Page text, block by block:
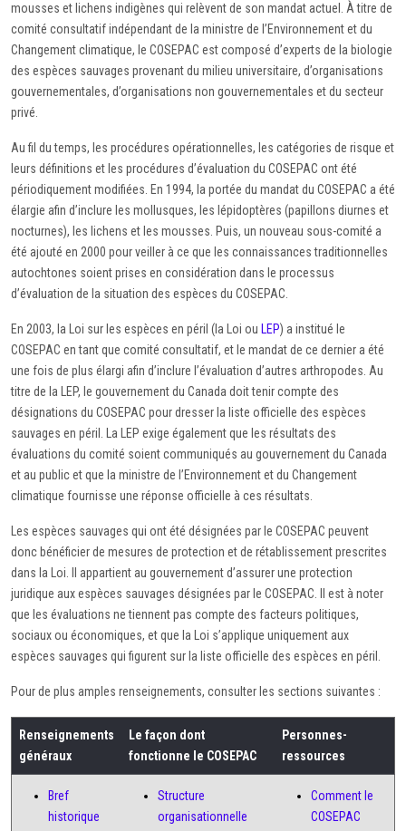
mousses et lichens indigènes qui relèvent de son mandat actuel. À titre de
comité consultatif indépendant de la ministre de l’Environnement et du
Changement climatique, le COSEPAC est composé d’experts de la biologie
des espèces sauvages provenant du milieu universitaire, d’organisations
gouvernementales, d’organisations non gouvernementales et du secteur
privé.
Au fil du temps, les procédures opérationnelles, les catégories de risque et
leurs définitions et les procédures d’évaluation du COSEPAC ont été
périodiquement modifiées. En 1994, la portée du mandat du COSEPAC a été
élargie afin d’inclure les mollusques, les lépidoptères (papillons diurnes et
nocturnes), les lichens et les mousses. Puis, un nouveau sous-comité a
été ajouté en 2000 pour veiller à ce que les connaissances traditionnelles
autochtones soient prises en considération dans le processus
d’évaluation de la situation des espèces du COSEPAC.
En 2003, la Loi sur les espèces en péril (la Loi ou LEP) a institué le
COSEPAC en tant que comité consultatif, et le mandat de ce dernier a été
une fois de plus élargi afin d’inclure l’évaluation d’autres arthropodes. Au
titre de la LEP, le gouvernement du Canada doit tenir compte des
désignations du COSEPAC pour dresser la liste officielle des espèces
sauvages en péril. La LEP exige également que les résultats des
évaluations du comité soient communiqués au gouvernement du Canada
et au public et que la ministre de l’Environnement et du Changement
climatique fournisse une réponse officielle à ces résultats.
Les espèces sauvages qui ont été désignées par le COSEPAC peuvent
donc bénéficier de mesures de protection et de rétablissement prescrites
dans la Loi. Il appartient au gouvernement d’assurer une protection
juridique aux espèces sauvages désignées par le COSEPAC. Il est à noter
que les évaluations ne tiennent pas compte des facteurs politiques,
sociaux ou économiques, et que la Loi s’applique uniquement aux
espèces sauvages qui figurent sur la liste officielle des espèces en péril.
Pour de plus amples renseignements, consulter les sections suivantes :
Renseignements
généraux
Le façon dont
fonctionne le COSEPAC
Personnes-
ressources
Bref
historique
Structure
organisationnelle
Comment le
COSEPAC